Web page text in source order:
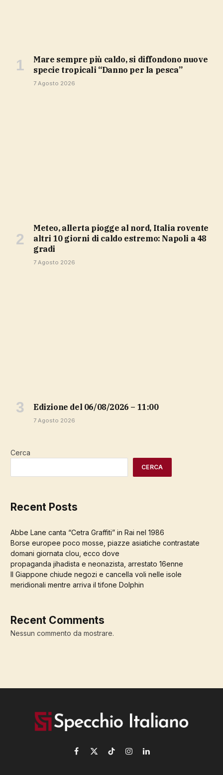
Mare sempre più caldo, si diffondono nuove
specie tropicali “Danno per la pesca”
7 Agosto 2026
Meteo, allerta piogge al nord, Italia rovente
altri 10 giorni di caldo estremo: Napoli a 48
gradi
7 Agosto 2026
Edizione del 06/08/2026 – 11:00
7 Agosto 2026
Cerca
CERCA
Recent Posts
Abbe Lane canta “Cetra Graffiti” in Rai nel 1986
Borse europee poco mosse, piazze asiatiche contrastate
domani giornata clou, ecco dove
propaganda jihadista e neonazista, arrestato 16enne
Il Giappone chiude negozi e cancella voli nelle isole
meridionali mentre arriva il tifone Dolphin
Recent Comments
Nessun commento da mostrare.
Facebook
X
TikTokInstagramLinkedIn